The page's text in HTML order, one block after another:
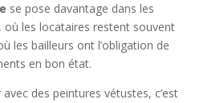
se pose davantage dans les
où les locataires restent souvent
les bailleurs ont l’obligation de
en bon état.
des peintures vétustes, c’est